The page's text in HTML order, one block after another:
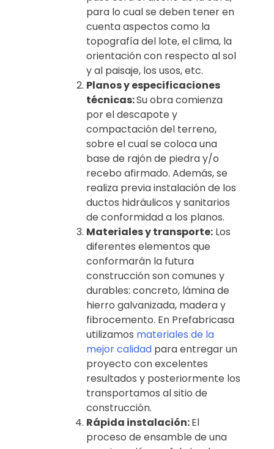
para lo cual se deben tener en
cuenta aspectos como la
topografía del lote, el clima, la
orientación con respecto al sol
y al paisaje, los usos, etc.
Planos y especificaciones
técnicas:Su obra comienza
por el descapote y
compactación del terreno,
sobre el cual se coloca una
base de rajón de piedra y/o
recebo afirmado. Además, se
realiza previa instalación de los
ductos hidráulicos y sanitarios
de conformidad a los planos.
Materiales y transporte: Los
diferentes elementos que
conformarán la futura
construcción son comunes y
durables: concreto, lámina de
hierro galvanizada, madera y
fibrocemento. En Prefabricasa
utilizamos materiales de la
mejor calidad para entregar un
proyecto con excelentes
resultados y posteriormente los
transportamos al sitio de
construcción.
Rápida instalación:El
proceso de ensamble de una